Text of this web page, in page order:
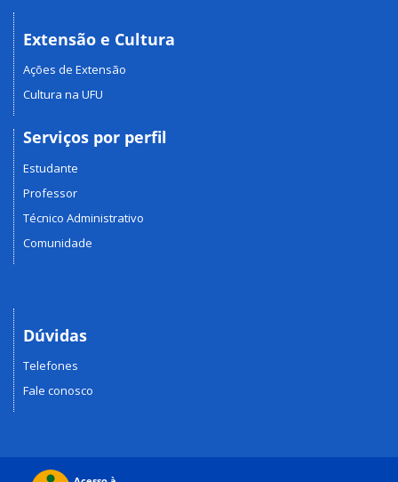
Extensão e Cultura
Ações de Extensão
Cultura na UFU
Serviços por perfil
Estudante
Professor
Técnico Administrativo
Comunidade
Dúvidas
Telefones
Fale conosco